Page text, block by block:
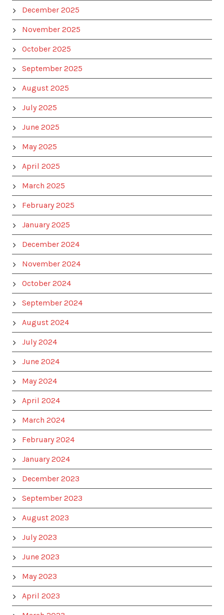
December 2025
November 2025
October 2025
September 2025
August 2025
July 2025
June 2025
May 2025
April 2025
March 2025
February 2025
January 2025
December 2024
November 2024
October 2024
September 2024
August 2024
July 2024
June 2024
May 2024
April 2024
March 2024
February 2024
January 2024
December 2023
September 2023
August 2023
July 2023
June 2023
May 2023
April 2023